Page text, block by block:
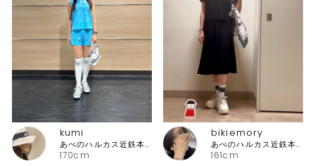
170cm
kumi
あべのハルカス近鉄本店 アルチビオ・ピッコーネクラブ
161cm
bikiemory
あべのハルカス近鉄本店 ピッコーネ